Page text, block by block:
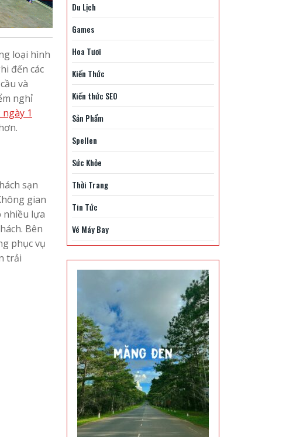
loại hình
đến các
và
nghỉ
1
sạn
gian
nhiều lựa
Bên
phục vụ
trải
Du Lịch
Games
Hoa Tươi
Kiến Thức
Kiến thức SEO
Sản Phẩm
Spellen
Sức Khỏe
Thời Trang
Tin Tức
Vé Máy Bay